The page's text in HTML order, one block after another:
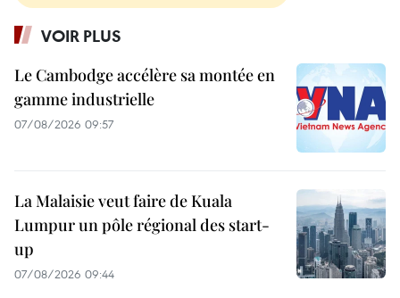
VOIR PLUS
Le Cambodge accélère sa montée en
gamme industrielle
07/08/2026 09:57
La Malaisie veut faire de Kuala
Lumpur un pôle régional des start-
up
07/08/2026 09:44